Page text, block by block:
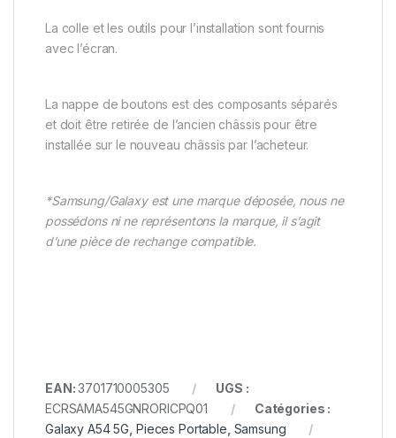
La colle et les outils pour l’installation sont fournis
avec l’écran.
La nappe de boutons est des composants séparés
et doit être retirée de l’ancien châssis pour être
installée sur le nouveau châssis par l’acheteur.
*Samsung/Galaxy est une marque déposée, nous ne
possédons ni ne représentons la marque, il s’agit
d’une pièce de rechange compatible.
EAN:3701710005305
UGS :
ECRSAMA545GNRORICPQ01
Catégories :
Galaxy A54 5G Pieces Portable Samsung